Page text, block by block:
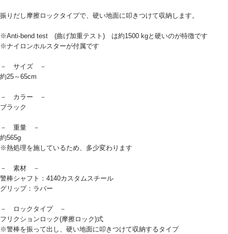
振りだし摩擦ロックタイプで、硬い地面に叩きつけて収納します。
※Anti-bend test (曲げ加重テスト) は約1500 kgと硬いのが特徴です
※ナイロンホルスターが付属です
－ サイズ －
約25～65cm
－ カラー －
ブラック
－ 重量 －
約565g
※熱処理を施しているため、多少変わります
－ 素材 －
警棒シャフト：4140カスタムスチール
グリップ：ラバー
－ ロックタイプ －
フリクションロック(摩擦ロック)式
※警棒を振って出し、硬い地面に叩きつけて収納するタイプ